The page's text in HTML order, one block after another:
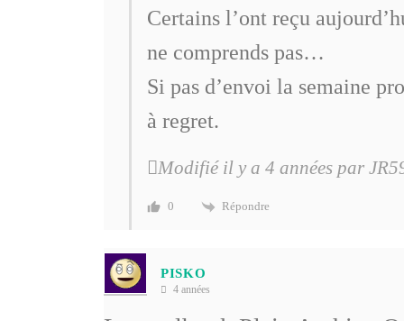
Certains l’ont reçu
ne comprends pas…
Si pas d’envoi la semaine
à regret.
Modifié il y a 4 années par
0 Répondre
PISKO
4 années